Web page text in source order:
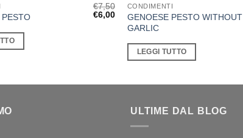
PESTO
€7,50
Il
€6,00Il
prezzo
attuale
€6,00.
CONDIMENTI
GENOESE PESTO WITHOUT
GARLIC
LEGGI TUTTO
ULTIME DAL BLOG